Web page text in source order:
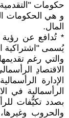
حكومات
و هي الحكومات
المال.
* تُدافع عن رؤية
والتي رغم
الاقتصادِ
الإدارة
الرأسمالية في
بصدد تكيُّفات